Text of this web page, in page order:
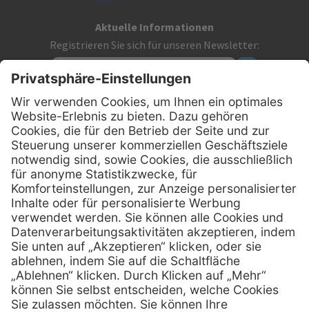
Aktuelle Informationen
Registrieren Sie sich für unseren Newsletter:
Kontakt
MediQuick Arzt- und Krankenhausbedarfshandel GmbH
Hans-Wunderlich-Straße 7
D-49078 Osnabrück
Telefon:0800 - 633 43 66
E-Mail: info @ mediquick.de
Services
Serviceversprechen
Hilfe
FAQs